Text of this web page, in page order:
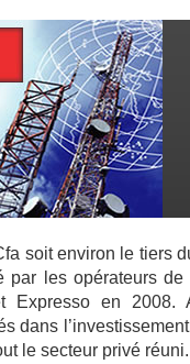
soit environ le tiers
par les opérateurs
Expresso en 2008.
dans
le secteur privé réuni.